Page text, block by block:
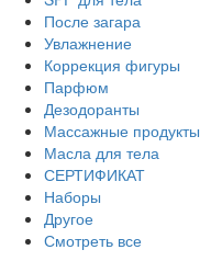
После загара
Увлажнение
Коррекция фигуры
Парфюм
Дезодоранты
Массажные продукты
Масла для тела
СЕРТИФИКАТ
Наборы
Другое
Смотреть все